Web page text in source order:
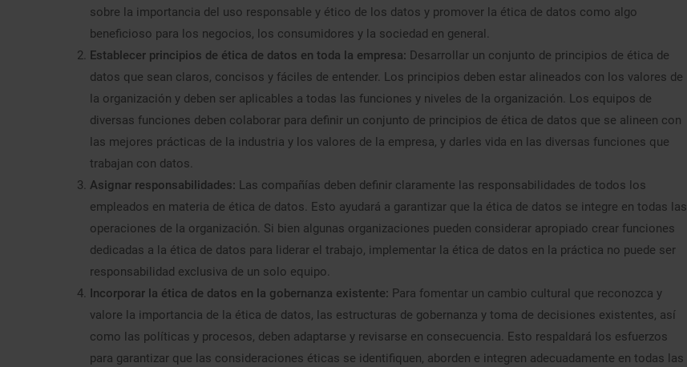
sobre la importancia del uso responsable y ético de los datos y promover la ética de datos como algo
beneficioso para los negocios, los consumidores y la sociedad en general.
Establecer principios de ética de datos en toda la empresa: Desarrollar un conjunto de principios de ética de
datos que sean claros, concisos y fáciles de entender. Los principios deben estar alineados con los valores de
la organización y deben ser aplicables a todas las funciones y niveles de la organización. Los equipos de
diversas funciones deben colaborar para definir un conjunto de principios de ética de datos que se alineen con
las mejores prácticas de la industria y los valores de la empresa, y darles vida en las diversas funciones que
trabajan con datos.
Asignar responsabilidades: Las compañías deben definir claramente las responsabilidades de todos los
empleados en materia de ética de datos. Esto ayudará a garantizar que la ética de datos se integre en todas las
operaciones de la organización. Si bien algunas organizaciones pueden considerar apropiado crear funciones
dedicadas a la ética de datos para liderar el trabajo, implementar la ética de datos en la práctica no puede ser
responsabilidad exclusiva de un solo equipo.
Incorporar la ética de datos en la gobernanza existente: Para fomentar un cambio cultural que reconozca y
valore la importancia de la ética de datos, las estructuras de gobernanza y toma de decisiones existentes, así
como las políticas y procesos, deben adaptarse y revisarse en consecuencia. Esto respaldará los esfuerzos
para garantizar que las consideraciones éticas se identifiquen, aborden e integren adecuadamente en todas las